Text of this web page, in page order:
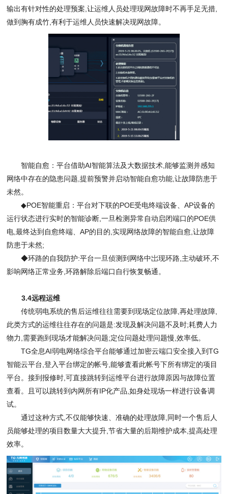
输出有针对性的处理预案 ,让运维人员处理现网故障时不再手足无措
做到胸有成竹 ,有利于运维人员快速解决现网故障。
智能自愈：平台借助AI智能算法及大数据技术,能够监测并感知
网络中存在的隐患问题,提前预警并启动智能自愈功能,让故障防患于
未然。
◆POE智能重启：平台对下联的POE受电终端设备、AP设备的
运行状态进行实时的智能诊断,一旦检测异常自动启闭端口的POE供
电,最终达到自愈终端、AP的目的,实现网络故障的智能自愈,让故障
防患于未然;
◆环路的自我防护:平台一旦侦测到网络中岀现环路,主动破环,不
影响网络正常业务,环路解除后端口自行恢复畅通。
3.4远程运维
传统弱电系统的售后运维往往需要到现场定位故障,再处理故障,
此类方式的运维往往存在的问题是:发现及解决问题不及时;耗费人力
物力,需要跑到现场才能解决问题;定位问题处理问题慢,效率低。
TG全息AI弱电网络综合平台能够通过加密云端口安全接入到TG
智能云平台,登入平台绑定的帐号,能够査看此帐号下所有绑定的项目
平台。接到报修时,可直接跳转到运维平台进行故障原因与故障位置
查看。且可以跳转到内网所有IP化产品,如身处现场一样进行设备调
试。
通过这种方式,不仅能够快速、准确的处理故障,同时一个售后人
员能够处理的项目数量大大提升,节省大量的后期维护成本,提高处理
效率。